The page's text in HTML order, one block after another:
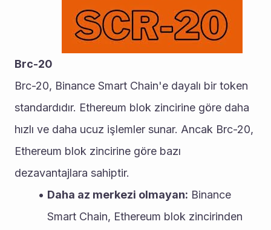
Brc-20
Brc-20, Binance Smart Chain'e dayalı bir token
standardıdır. Ethereum blok zincirine göre daha
hızlı ve daha ucuz işlemler sunar. Ancak Brc-20,
Ethereum blok zincirine göre bazı
dezavantajlara sahiptir.
Daha az merkezi olmayan: Binance
Smart Chain, Ethereum blok zincirinden